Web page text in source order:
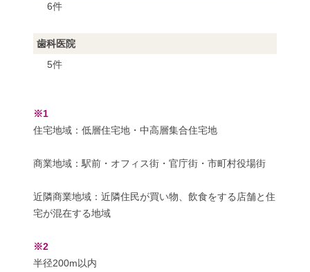
6件
歯科医院
5件
※1
住宅地域：低層住宅地・中高層集合住宅地
商業地域：駅前・オフィス街・官庁街・市町村役場街
近隣商業地域：近隣住民が買い物、飲食をする店舗と住
宅が混在する地域
※2
半径200m以内